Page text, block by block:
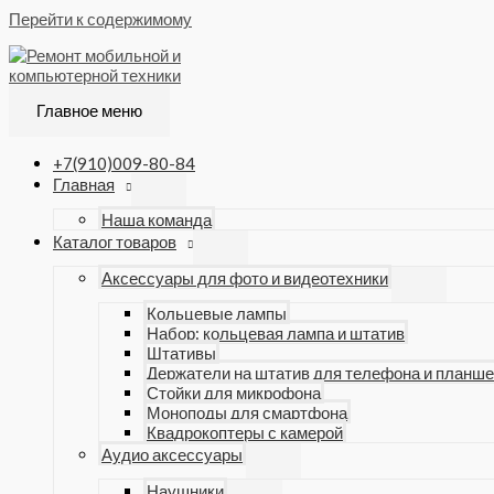
Перейти к содержимому
Главное меню
+7(910)009-80-84
Главная
Наша команда
Каталог товаров
Аксессуары для фото и видеотехники
Кольцевые лампы
Набор: кольцевая лампа и штатив
Штативы
Держатели на штатив для телефона и
Стойки для микрофона
Моноподы для смартфона
Квадрокоптеры с камерой
Аудио аксессуары